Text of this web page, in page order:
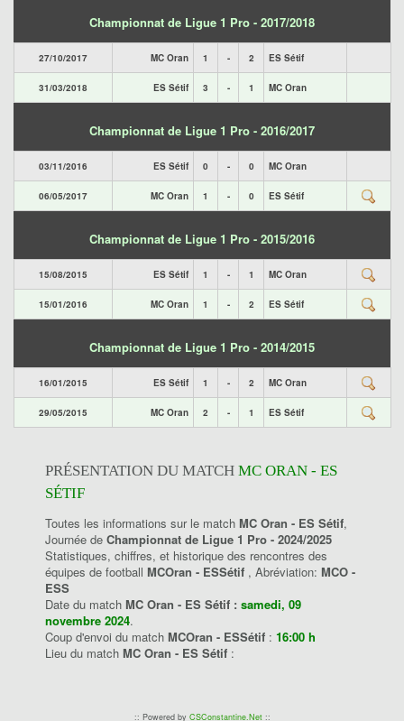
Championnat de Ligue 1 Pro - 2017/2018
27/10/2017 MC Oran 1 - 2 ES Sétif
31/03/2018 ES Sétif 3 - 1 MC Oran
Championnat de Ligue 1 Pro - 2016/2017
03/11/2016 ES Sétif 0 - 0 MC Oran
06/05/2017 MC Oran 1 - 0 ES Sétif
Championnat de Ligue 1 Pro - 2015/2016
15/08/2015 ES Sétif 1 - 1 MC Oran
15/01/2016 MC Oran 1 - 2 ES Sétif
Championnat de Ligue 1 Pro - 2014/2015
16/01/2015 ES Sétif 1 - 2 MC Oran
29/05/2015 MC Oran 2 - 1 ES Sétif
PRÉSENTATION DU MATCH MC ORAN - ES
SÉTIF
Toutes les informations sur le match MC Oran - ES Sétif,
Journée de Championnat de Ligue 1 Pro - 2024/2025
Statistiques, chiffres, et historique des rencontres des
équipes de football MCOran - ESSétif , Abréviation: MCO -
ESS
Date du match MC Oran - ES Sétif : samedi, 09
novembre 2024.
Coup d'envoi du match MCOran - ESSétif : 16:00 h
Lieu du match MC Oran - ES Sétif :
:: Powered by CSConstantine.Net::